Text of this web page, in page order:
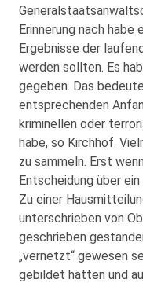
Erinnerung nach
Ergebnisse der
werden sollten. Es
gegeben. Das
entsprechenden
kriminellen oder
habe, so Kirchhof.
zu sammeln. Erst
Entscheidung über
Zu einer
unterschrieben von
geschrieben
„vernetzt“ gewesen
gebildet hätten und